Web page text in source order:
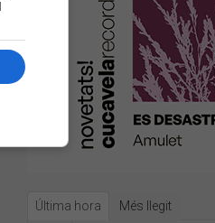
Última hora Més llegit